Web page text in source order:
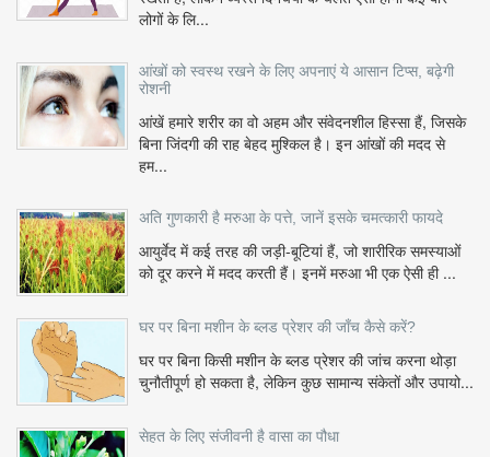
लोगों के लि...
आंखों को स्वस्थ रखने के लिए अपनाएं ये आसान टिप्स, बढ़ेगी
रोशनी
आंखें हमारे शरीर का वो अहम और संवेदनशील हिस्सा हैं, जिसके
बिना जिंदगी की राह बेहद मुश्किल है। इन आंखों की मदद से
हम...
अति गुणकारी है मरुआ के पत्ते, जानें इसके चमत्कारी फायदे
आयुर्वेद में कई तरह की जड़ी-बूटियां हैं, जो शारीरिक समस्याओं
को दूर करने में मदद करती हैं। इनमें मरुआ भी एक ऐसी ही ...
घर पर बिना मशीन के ब्लड प्रेशर की जाँच कैसे करें?
घर पर बिना किसी मशीन के ब्लड प्रेशर की जांच करना थोड़ा
चुनौतीपूर्ण हो सकता है, लेकिन कुछ सामान्य संकेतों और उपायो...
सेहत के लिए संजीवनी है वासा का पौधा